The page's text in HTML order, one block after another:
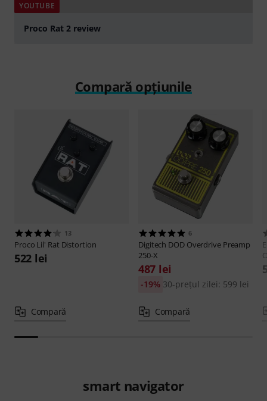
YOUTUBE
Proco Rat 2 review
Compară opțiunile
13
Proco Lil' Rat Distortion
522 lei
Compară
6
Digitech DOD Overdrive Preamp
250-X
487 lei
30-prețul zilei: 599 lei
-19%
Compară
smart navigator